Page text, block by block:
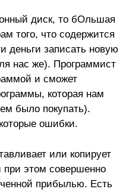
диск, то бОльшая
того, что содержится
деньги записать новую
нас же). Программист
и сможет
которая нам
было покупать).
ошибки.
или копирует
при этом совершенно
прибылью. Есть